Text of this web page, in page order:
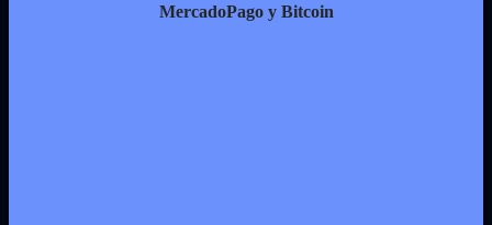
MercadoPago y Bitcoin